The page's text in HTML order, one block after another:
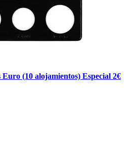
(10 alojamientos) Especial 2€